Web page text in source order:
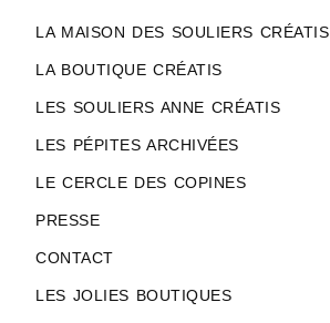
LA MAISON DES SOULIERS CRÉATIS
LA BOUTIQUE CRÉATIS
LES SOULIERS ANNE CRÉATIS
LES PÉPITES ARCHIVÉES
LE CERCLE DES COPINES
PRESSE
CONTACT
LES JOLIES BOUTIQUES